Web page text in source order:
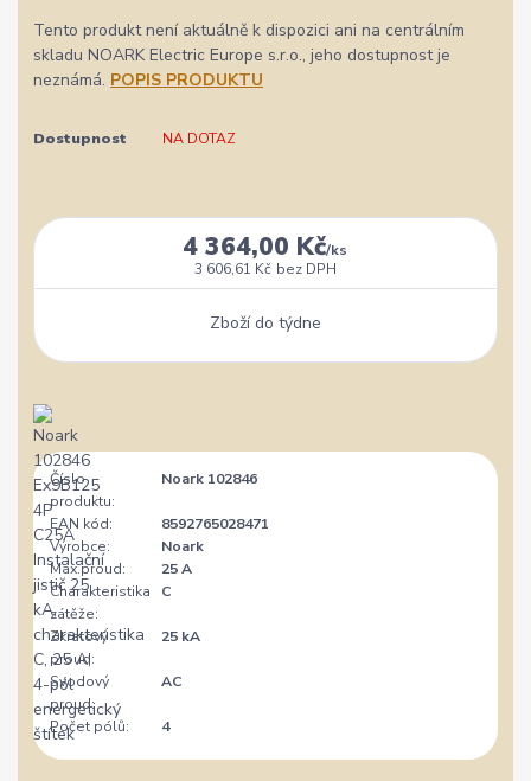
Tento produkt není aktuálně k dispozici ani na centrálním
skladu NOARK Electric Europe s.r.o., jeho dostupnost je
neznámá. POPIS PRODUKTU
Dostupnost NA DOTAZ
4 364,00 Kč/ks
3 606,61 Kč bez DPH
Zboží do týdne
Číslo
produktu:
Noark 102846
EAN kód:
8592765028471
Výrobce:
Noark
Max.proud:
25 A
Charakteristika
zátěže:
C
Zkratový
proud:
25 kA
Svodový
proud:
AC
Počet pólů: 4